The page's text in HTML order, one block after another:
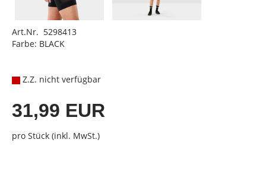
Art.Nr. 5298413
Farbe: BLACK
Z.Z. nicht verfügbar
31,99 EUR
pro Stück (inkl. MwSt.)